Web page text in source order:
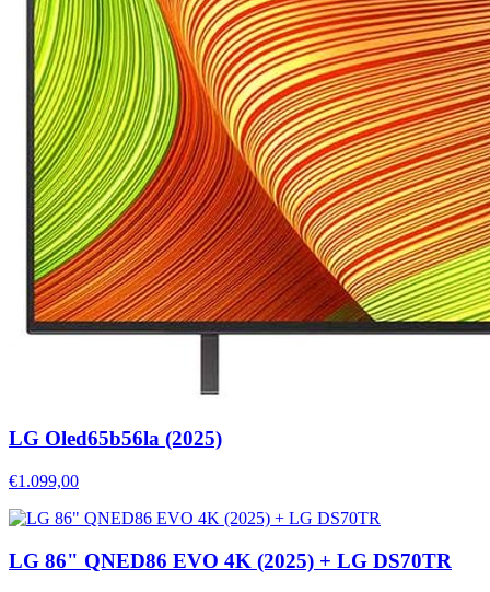
LG Oled65b56la (2025)
€1.099,00
LG 86" QNED86 EVO 4K (2025) + LG DS70TR